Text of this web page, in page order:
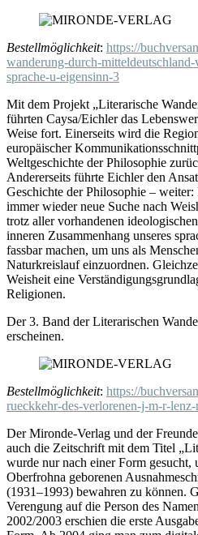
Bestellmöglichkeit: https://
wanderung-durch-
sprache-u-eigensinn-3
Mit dem Projekt „Literarische
führten Caysa/Eichler das
Weise fort. Einerseits wird die
europäischer
Weltgeschichte der Philosophie
Andererseits führte Eichler den
Geschichte der Philosophie – weiter:
immer wieder neue Suche nach
trotz aller vorhandenen
inneren Zusammenhang unseres
fassbar machen, um uns als
Naturkreislauf einzuordnen.
Weisheit eine
Religionen.
Der 3. Band der Literarischen
erscheinen.
Bestellmöglichkeit: https://
rueckkehr-des-verlorenen-j-m-r-lenz-
Der Mironde-Verlag und der
auch die Zeitschrift mit dem Titel
wurde nur nach einer Form gesucht,
Oberfrohna geborenen
(1931–1993) bewahren zu können.
Verengung auf die Person des
2002/2003 erschien die erste